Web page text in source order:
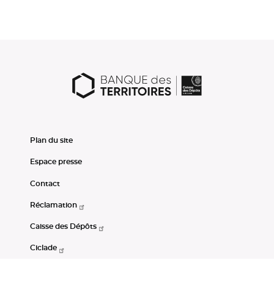
Plan du site
Espace presse
Contact
Réclamation
Caisse des Dépôts
Ciclade